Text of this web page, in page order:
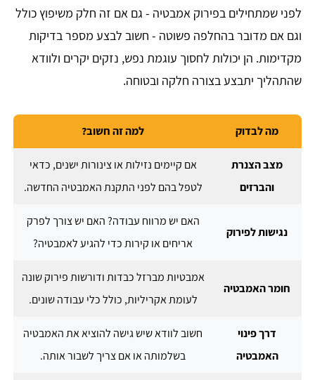
לפני שמתחילים בפירוק אמבטיה - גם אם זה חלק משיפוץ כולל
וגם אם מדובר בהחלפה פשוטה - חשוב לבצע מספר בדיקות
מקדימות. הן יכולות לחסוך עוגמת נפש, נזקים יקרים ולוודא
שהתהליך יתבצע בצורה חלקה ובטוחה.
מה לבדוק למה זה חשוב?
מצב הצנרת
והברזים
אם קיימים נזילות או צינורות ישנים, כדאי
לטפל בהם לפני התקנת האמבטיה החדשה.
נגישות לפירוק
האם יש מרווח עבודה? האם יש צורך לפרק
אריחים או קירות כדי להגיע לאמבטיה?
חומר האמבטיה
אמבטיות מברזל כבדות ודורשות פירוק שונה
לעומת אקריליות, כולל כלי עבודה שונים.
דרך פינוי
האמבטיה
חשוב לוודא שיש גישה להוציא את האמבטיה
בשלמותה או אם צריך לשבור אותה.